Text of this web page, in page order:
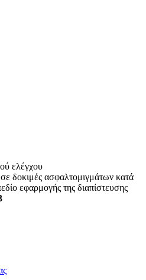
ελέγχου
σε δοκιμές ασφαλτομιγμάτων κατά
εφαρμογής της διαπίστευσης